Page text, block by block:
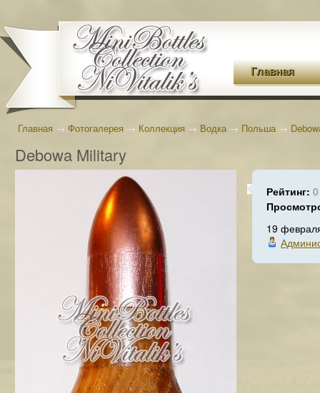
Главная
Главная → Фотогалерея → Коллекция → Водка→ Польша→
Debowa Military
Рейтинг: 0
19